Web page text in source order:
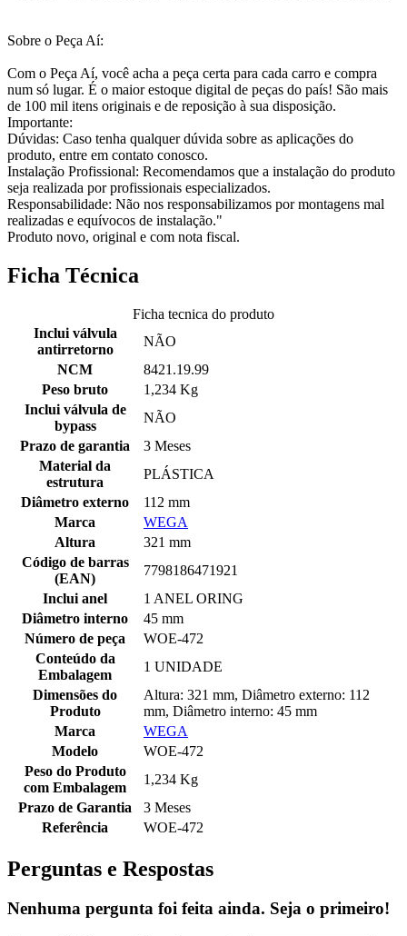
Sobre o Peça Aí:
Com o Peça Aí, você acha a peça certa para cada carro e compra
num só lugar. É o maior estoque digital de peças do país! São mais
de 100 mil itens originais e de reposição à sua disposição.
Importante:
Dúvidas: Caso tenha qualquer dúvida sobre as aplicações do
produto, entre em contato conosco.
Instalação Profissional: Recomendamos que a instalação do produto
seja realizada por profissionais especializados.
Responsabilidade: Não nos responsabilizamos por montagens mal
realizadas e equívocos de instalação."
Produto novo, original e com nota fiscal.
Ficha Técnica
Ficha tecnica do produto
Inclui válvula
antirretorno
NÃO
NCM
8421.19.99
Peso bruto
1,234 Kg
Inclui válvula de
bypass
NÃO
Prazo de garantia
3 Meses
Material da
estrutura
PLÁSTICA
Diâmetro externo
112 mm
Marca
WEGA
Altura
321 mm
Código de barras
(EAN)
7798186471921
Inclui anel
1 ANEL ORING
Diâmetro interno
45 mm
Número de peça
WOE-472
Conteúdo da
Embalagem
1 UNIDADE
Dimensões do
Produto
Altura: 321 mm, Diâmetro externo: 112
mm, Diâmetro interno: 45 mm
Marca
WEGA
Modelo
WOE-472
Peso do Produto
com Embalagem
1,234 Kg
Prazo de Garantia
3 Meses
Referência
WOE-472
Perguntas e Respostas
Nenhuma pergunta foi feita ainda. Seja o primeiro!